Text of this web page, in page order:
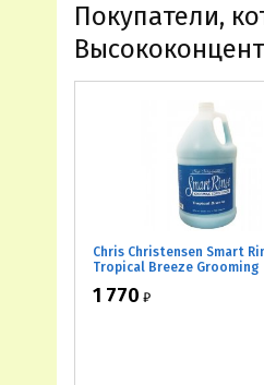
Покупатели,
Chris Christensen Smart
Tropical Breeze Grooming
ароматом тропического
1 770 ₽